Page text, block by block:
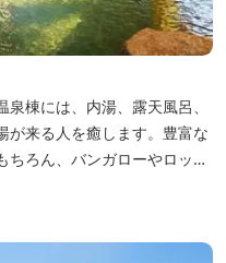
棟には、内湯、露天風呂、
が来る人を癒します。豊富な
ろん、バンガローやロッジ
しながらゆったりと温泉を